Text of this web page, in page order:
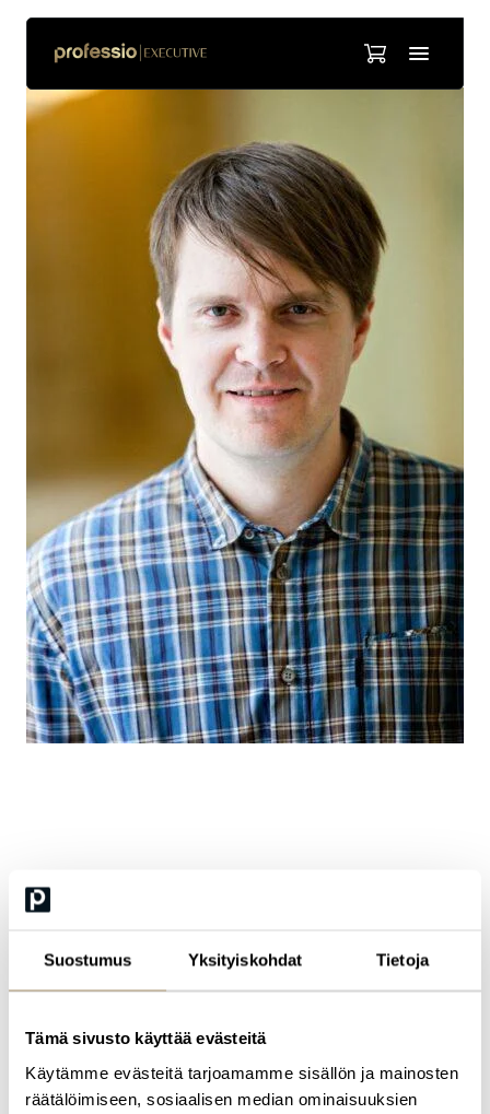
Suostumus Yksityiskohdat Tietoja
Tämä sivusto käyttää evästeitä
Käytämme evästeitä tarjoamamme sisällön ja mainosten
räätälöimiseen, sosiaalisen median ominaisuuksien
Innostava kirjoittaja, kouluttaja & äidinkielen
yliopisto-opettaja, Helsingin yliopisto
hetkellä hän toimii äidinkielen yliopisto-opettajana Helsingin
yrityksissä kuin julkishallinnon organisaatioissa.